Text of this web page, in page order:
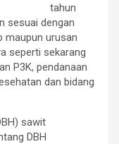
tahun
sesuai dengan
maupun urusan
seperti sekarang
P3K, pendanaan
dan bidang
sawit
DBH